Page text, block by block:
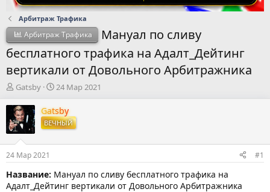
Арбитраж Трафика
Арбитраж Трафика
Мануал по сливу
бесплатного трафика на Адалт_Дейтинг
вертикали от Довольного Арбитражника
А
т
о
р
т
е
м
ы
Gatsby
Д
т
а
н
а
л
а
24 Мар 2021
Gatsby
ВЕЧНЫЙ
24 Мар 2021 #1
Название: Мануал по сливу бесплатного трафика на
Адалт_Дейтинг вертикали от Довольного Арбитражника